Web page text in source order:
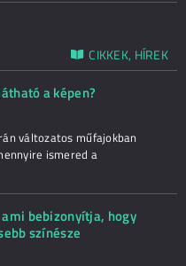
CIKKEK, HÍREK
a képen?
változatos műfajokban
ismered a
bebizonyítja, hogy
színésze